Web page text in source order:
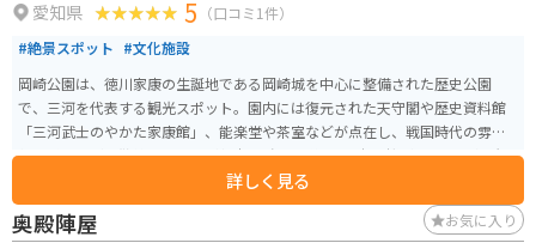
愛知県 5 （口コミ1件）
#絶景スポット #文化施設
岡崎公園は、徳川家康の生誕地である岡崎城を中心に整備された歴史公園
で、三河を代表する観光スポット。園内には復元された天守閣や歴史資料館
「三河武士のやかた家康館」、能楽堂や茶室などが点在し、戦国時代の雰囲
気を感じながら散策できるのが魅力。 春には約1700本の桜が咲き誇る名所と
して知られ、夜桜ライトアップやイベントも楽しめる。敷地は広く緑も多い
ため、のんびりとした観光にも最適。駐車場が整備されておりバイクでもア
クセスしやすく、ツーリング途中の立ち寄りスポットとしてもおすすめ。
詳しく見る
奥殿陣屋 お気に入り